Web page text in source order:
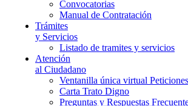
Convocatorias
Manual de Contratación
Trámites
y Servicios
Listado de tramites y servicios
Atención
al Ciudadano
Ventanilla única virtual
Carta Trato Digno
Preguntas y Respuestas